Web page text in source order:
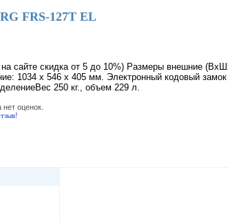
FRS-127T EL
на сайте скидка от 5 до 10%) Размеры внешние
1034 x 546 x 405 мм. Электронный кодовый
250 кг., объем 229 л.
оценок.